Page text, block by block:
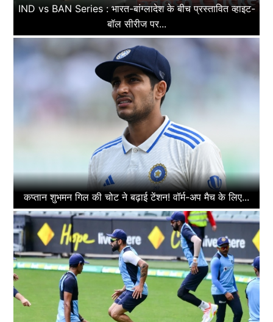
IND vs BAN Series : भारत-बांग्लादेश के बीच प्रस्तावित व्हाइट-
बॉल सीरीज पर...
कप्तान शुभमन गिल की चोट ने बढ़ाई टेंशन! वॉर्म-अप मैच के लिए...